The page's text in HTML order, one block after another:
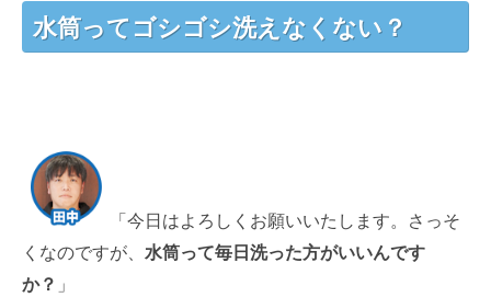
水筒ってゴシゴシ洗えなくない？
「今日はよろしくお願いいたします。さっそ
くなのですが、 水筒って毎日洗った方がいいんです
か？ 」